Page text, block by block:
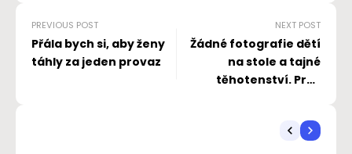
PREVIOUS POST
Přála bych si, aby ženy
táhly za jeden provaz
NEXT POST
Žádné fotografie dětí
na stole a tajné
těhotenství. Proč